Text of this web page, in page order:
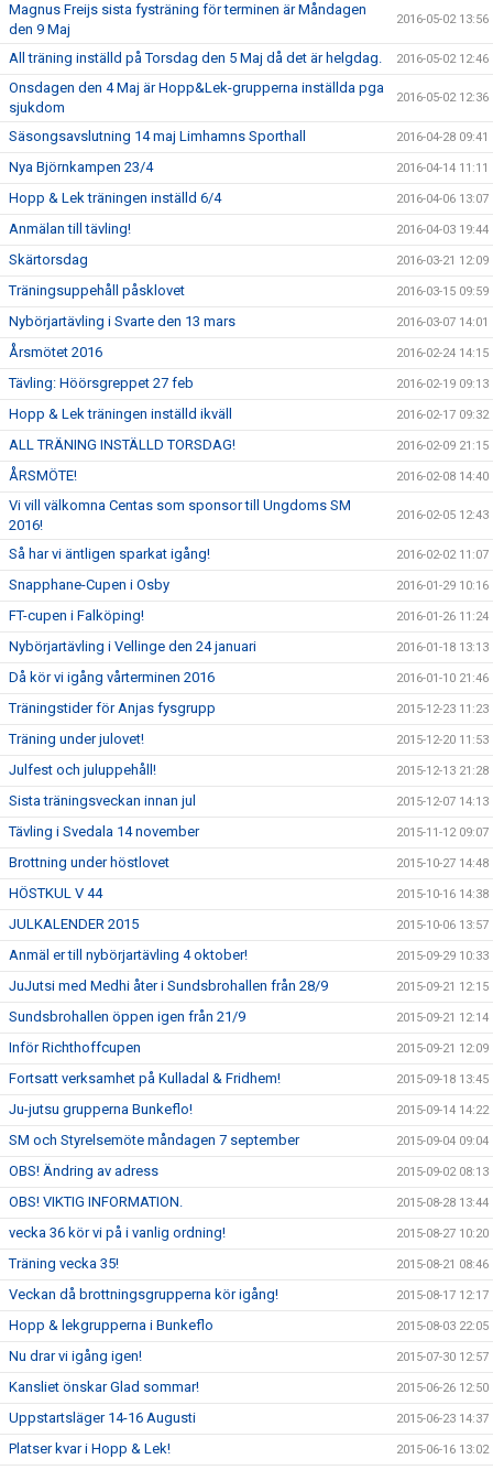
Magnus Freijs sista fysträning för terminen är Måndagen
den 9 Maj
2016-05-02 13:56
All träning inställd på Torsdag den 5 Maj då det är helgdag. 2016-05-02 12:46
Onsdagen den 4 Maj är Hopp&Lek-grupperna inställda pga
sjukdom
2016-05-02 12:36
Säsongsavslutning 14 maj Limhamns Sporthall 2016-04-28 09:41
Nya Björnkampen 23/4 2016-04-14 11:11
Hopp & Lek träningen inställd 6/4 2016-04-06 13:07
Anmälan till tävling! 2016-04-03 19:44
Skärtorsdag 2016-03-21 12:09
Träningsuppehåll påsklovet 2016-03-15 09:59
Nybörjartävling i Svarte den 13 mars 2016-03-07 14:01
Årsmötet 2016 2016-02-24 14:15
Tävling: Höörsgreppet 27 feb 2016-02-19 09:13
Hopp & Lek träningen inställd ikväll 2016-02-17 09:32
ALL TRÄNING INSTÄLLD TORSDAG! 2016-02-09 21:15
ÅRSMÖTE! 2016-02-08 14:40
Vi vill välkomna Centas som sponsor till Ungdoms SM
2016!
2016-02-05 12:43
Så har vi äntligen sparkat igång! 2016-02-02 11:07
Snapphane-Cupen i Osby 2016-01-29 10:16
FT-cupen i Falköping! 2016-01-26 11:24
Nybörjartävling i Vellinge den 24 januari 2016-01-18 13:13
Då kör vi igång vårterminen 2016 2016-01-10 21:46
Träningstider för Anjas fysgrupp 2015-12-23 11:23
Träning under julovet! 2015-12-20 11:53
Julfest och juluppehåll! 2015-12-13 21:28
Sista träningsveckan innan jul 2015-12-07 14:13
Tävling i Svedala 14 november 2015-11-12 09:07
Brottning under höstlovet 2015-10-27 14:48
HÖSTKUL V 44 2015-10-16 14:38
JULKALENDER 2015 2015-10-06 13:57
Anmäl er till nybörjartävling 4 oktober! 2015-09-29 10:33
JuJutsi med Medhi åter i Sundsbrohallen från 28/9 2015-09-21 12:15
Sundsbrohallen öppen igen från 21/9 2015-09-21 12:14
Inför Richthoffcupen 2015-09-21 12:09
Fortsatt verksamhet på Kulladal & Fridhem! 2015-09-18 13:45
Ju-jutsu grupperna Bunkeflo! 2015-09-14 14:22
SM och Styrelsemöte måndagen 7 september 2015-09-04 09:04
OBS! Ändring av adress 2015-09-02 08:13
OBS! VIKTIG INFORMATION. 2015-08-28 13:44
vecka 36 kör vi på i vanlig ordning! 2015-08-27 10:20
Träning vecka 35! 2015-08-21 08:46
Veckan då brottningsgrupperna kör igång! 2015-08-17 12:17
Hopp & lekgrupperna i Bunkeflo 2015-08-03 22:05
Nu drar vi igång igen! 2015-07-30 12:57
Kansliet önskar Glad sommar! 2015-06-26 12:50
Uppstartsläger 14-16 Augusti 2015-06-23 14:37
Platser kvar i Hopp & Lek! 2015-06-16 13:02